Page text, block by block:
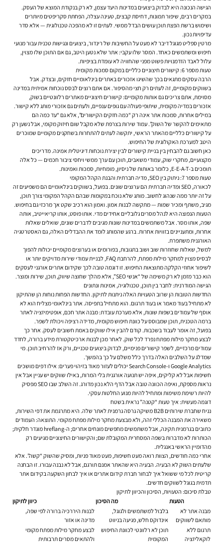
הגישה הנכונה היא לבדוק ביצועים במדינות היעד עצמן, לא רק בנקודת המוצא של העסק.
במקרים רבים, שיפור תמונות, דחיסת קבצים, טעינה עצלה, הפחתת סקריפטים מיותרים
ושימוש ברשת הפצת תוכן עושים הבדל ממשי. לעתים זו לא מהפכה טכנולוגית — אלא סדר
עדיפויות נכון.
מרטין ספליט מגוגל דיבר לא מעט על החשיבות של רינדור, ביצועים ונגישות טכנית עבור מנועי
חיפוש ומשתמשים כאחד. המסר שלו עקבי: אתר שלא נטען היטב, גם אם התוכן שלו מצוין,
עלול לאבד הזדמנויות פשוט מפני שהחוויה לא עומדת בציפיות.
טעות מספר 6: קישורים חיצוניים כלליים במקום סמכות מקומית
הרבה עסקים מתגאים בכך שהשיגו אזכורים באתרים בינלאומיים חזקים, ובצדק. אבל
בשווקים מקומיים, זה לעתים רק חצי מהסיפור. אם אתם רוצים לבסס נוכחות אמיתית במדינה
מסוימת, אתם צריכים גם אותות מקומיים: קישורים חיצוניים מאתרים רלוונטיים בשוק,
אזכורים במדיה מקומית, שיתופי פעולה עם גופים ענפיים, ולעתים גם אזכורי מותג ללא קישור.
במילים אחרות, סמכות אתר אינה רק “כמה חזקים הקישורים”, אלא גם “עד כמה הם
מתאימים להקשר של השוק”. עמוד שירות בצרפת שלא מקבל שום חיזוק מקומי, אבל נשען רק
על קישורים כלליים מהאתר הראשי, יתקשה לעתים להתחרות בשחקנים מקומיים שמוכרים
היטב למערכת האקולוגית של החיפוש.
כאן חשוב גם להבחין בין בניית קישורים לבין יצירת נוכחות דיגיטלית אמינה. מדריכים
מקצועיים, מחקרי שוק, עמודי משאבים, תוכן עם ערך ממשי ויחסי ציבור חכמים — כל אלה
תומכים ב-E-E-A-T, כלומר באותות של ניסיון, מומחיות, סמכות ואמינות.
טעות מספר 7: ניתוק בין SEO, מדיה חברתית והבנת הקהל המקומי
לכאורה, SEO ומדיה חברתית הם ערוצים שונים. בפועל, בשווקים בינלאומיים הם משפיעים זה
על זה יותר ממה שנהוג לחשוב. מותג שלא נוכח במקומות שבהם הקהל המקומי צורך תוכן,
מגיב, משתף ומכיר שמות — מתקשה לבנות אמון. ואמון הוא רכיב שקט אך מרכזי גם בחיפוש.
הטעות הנפוצה היא לנהל מסרים גלובליים אחידים מדי. אותו פוסט, אותו קריאייטיב, אותה
שפה, אותו מסר. אבל משתמשים במדינות שונות מגיבים לדברים שונים, שואלים שאלות
אחרות, ומתעניינים בזוויות אחרות. ברגע שהמותג לומד את ההבדלים האלה, גם האסטרטגיה
האורגנית משתפרת.
למשל, שאלות שחוזרות שוב ושוב בתגובות, בפורומים או בערוצים מקומיים יכולות להפוך
לבסיס מצוין למחקר מילות מפתח, להרחבת FAQ, לבניית עמודי שירות מדויקים יותר או
לשיפור אחוזי הקלקה מתוצאות החיפוש. זו דוגמה טובה לכך שקידום אתרים אורגני לעסקים
הוא כבר מזמן לא רק משימה של “אנשי SEO”, אלא מהלך שחוצה שיווק, תוכן, שירות ומוצר.
הגישה המודרנית: לחבר בין תוכן, טכנולוגיה, אמינות ונתונים
החדשות הטובות הן שרוב הטעויות האלה ניתנות לתיקון. החדשות הפחות נוחות הן שהתיקון
לא מתחיל בעוד מאמר או בעוד תרגום. הוא מתחיל בתפיסה. אתר בינלאומי מצליח הוא לא
אוסף של עמודים בשפות שונות, אלא מערכת עובדת: מבנה אתר חכם, אופטימיזציה לאתר
ברמה הטכנית, תוכן שמבוסס על כוונת חיפוש מקומית, מדידה רציפה ויכולת לשפר.
בפועל, זה אומר לעבוד בשכבות. קודם להבין אילו שווקים באמת חשובים לעסק. אחר כך
לבצע מחקר מילות מפתח נפרד לכל שוק. לאחר מכן לבנות ארכיטקטורת מידע ברורה, לחדד
עמודים מרכזיים, לשפר קישורים פנימיים, לבדוק ביצועים טכניים, ורק אז להרחיב תוכן. מי
שמדלג על השלבים האלה בדרך כלל משלם על כך בהמשך.
Google Analytics ו-Search Console יכולים לעזור מאוד בזיהוי פערים: אילו דפים מושכים
חשיפות אבל לא קליקים, איפה יש תנועה אורגנית בלי המרות, באילו שווקים יש עניין אבל אין
נראות מספקת, ואיפה הכוונה טובה אבל הדף הלא נכון מדורג. זה השלב שבו SEO מפסיק
להיות רשימת משימות ומתחיל להיות מנוע החלטות עסקי.
דוגמה מעשית: איך טעות “קטנה” נראית בשטח
נניח שחברת שירותים B2B משיקה גרסה גרמנית לאתר שלה. היא מתרגמת את דפי השירות,
משאירה את המבנה הכללי זהה, ולא מבצעת מחקר מילות מפתח מקומי. התוצאה: העמודים
כתובים בגרמנית תקינה, אבל משתמשים מחפשים מונחים אחרים; ה-hreflang מוגדר חלקית;
הכותרות לא מדברות בשפה המסחרית המקובלת שם; והקישורים החיצוניים מגיעים רק
מהדומיין הראשי באנגלית.
אחרי כמה חודשים, הצוות רואה מעט חשיפות, מעט מאוד פניות, ומסיק שהשוק “קשה”. אלא
שלעתים השוק לא הבעיה. הבעיה היא שהאתר אמנם תורגם, אבל לא נבנה עבורו. זו הבחנה
קריטית לכל מי ששואל איך לבחור חברת קידום אתרים או איך לבחון השקעה בקידום אתר
תדמית בגוגל לשווקים חדשים.
טבלת סיכום: הטעויות, הסיכון והכיוון לתיקון
הטעות
מה הסיכון
כיוון לתיקון
מבנה אתר לא
מותאם לשווקים
בלבול למשתמשים ולגוגל,
אינדוקס חלש, פגיעה בניווט
לבנות היררכיה ברורה לפי שפה,
מדינה או אזור
תרגום ללא
לוקאליזציה
תוכן לא רלוונטי לכוונת החיפוש
המקומית
לבצע מחקר מילות מפתח מקומי
ולהתאים מסרים תרבותית